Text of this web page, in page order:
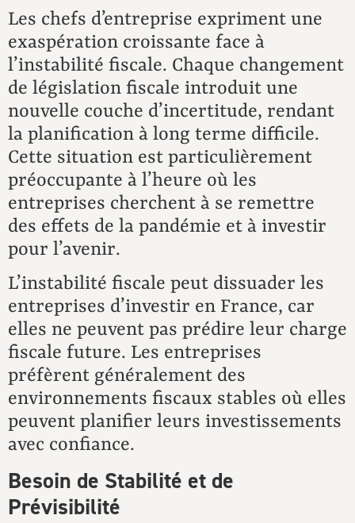
Les chefs d’entreprise expriment une
exaspération croissante face à
l’instabilité fiscale. Chaque changement
de législation fiscale introduit une
nouvelle couche d’incertitude, rendant
la planification à long terme difficile.
Cette situation est particulièrement
préoccupante à l’heure où les
entreprises cherchent à se remettre
des effets de la pandémie et à investir
pour l’avenir.
L’instabilité fiscale peut dissuader les
entreprises d’investir en France, car
elles ne peuvent pas prédire leur charge
fiscale future. Les entreprises
préfèrent généralement des
environnements fiscaux stables où elles
peuvent planifier leurs investissements
avec confiance.
Besoin de Stabilité et de
Prévisibilité